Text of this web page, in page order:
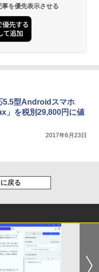
き方 川崎市 （地球の歩
お金塾こども投資セット
ハーラン ]
グレード版】AOKIMI ワイヤ
ースHi-Fi 最大36時間再生 ぶ
5.4 ノイズキャンセ
間再生
ver.)
限定】 い・ろ・は・す 2L P
本
かんの麦茶 from 爽健美茶 ラ
水 ラベルレス 500ml ×24本
ニ吸うふたり 9巻 (デジタル
クロ版 115 (ジャンプコミッ
を優先表示させる
5.5型Androidスマホ
」を税別29,800円に値
2017年6月23日
戻る